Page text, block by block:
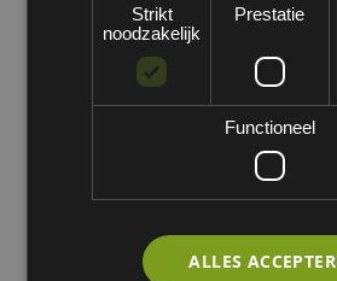
Strikt
noodzakelijk
Prestatie
Functioneel
ALLES